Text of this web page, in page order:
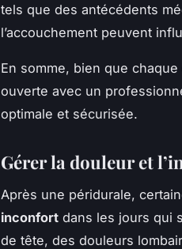
tels que des antécédents
l’accouchement peuvent
En somme, bien que
ouverte avec un
optimale et sécurisée.
Gérer la douleur et
Après une péridurale,
inconfort dans les jours qui
de tête, des douleurs